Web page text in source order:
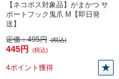
【ネコポス対象品】がまかつ サ
ポートフック鬼爪 M【即日発
送】
定価：495円 (税込)
445円 (税込)
4ポイント獲得